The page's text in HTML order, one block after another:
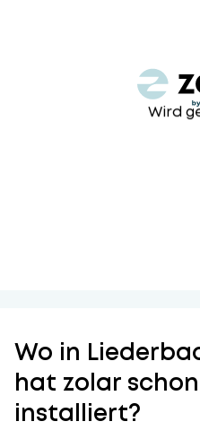
Wird
Wo in
hat zolar
installiert?